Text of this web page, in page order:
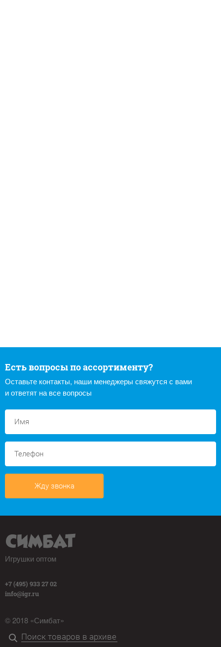
Есть вопросы по ассортименту?
Оставьте контакты, наши менеджеры свяжутся с вами
и ответят на все вопросы
Жду звонка
Игрушки оптом
+7 (495) 933 27 02
info@igr.ru
© 2018 «Симбат»